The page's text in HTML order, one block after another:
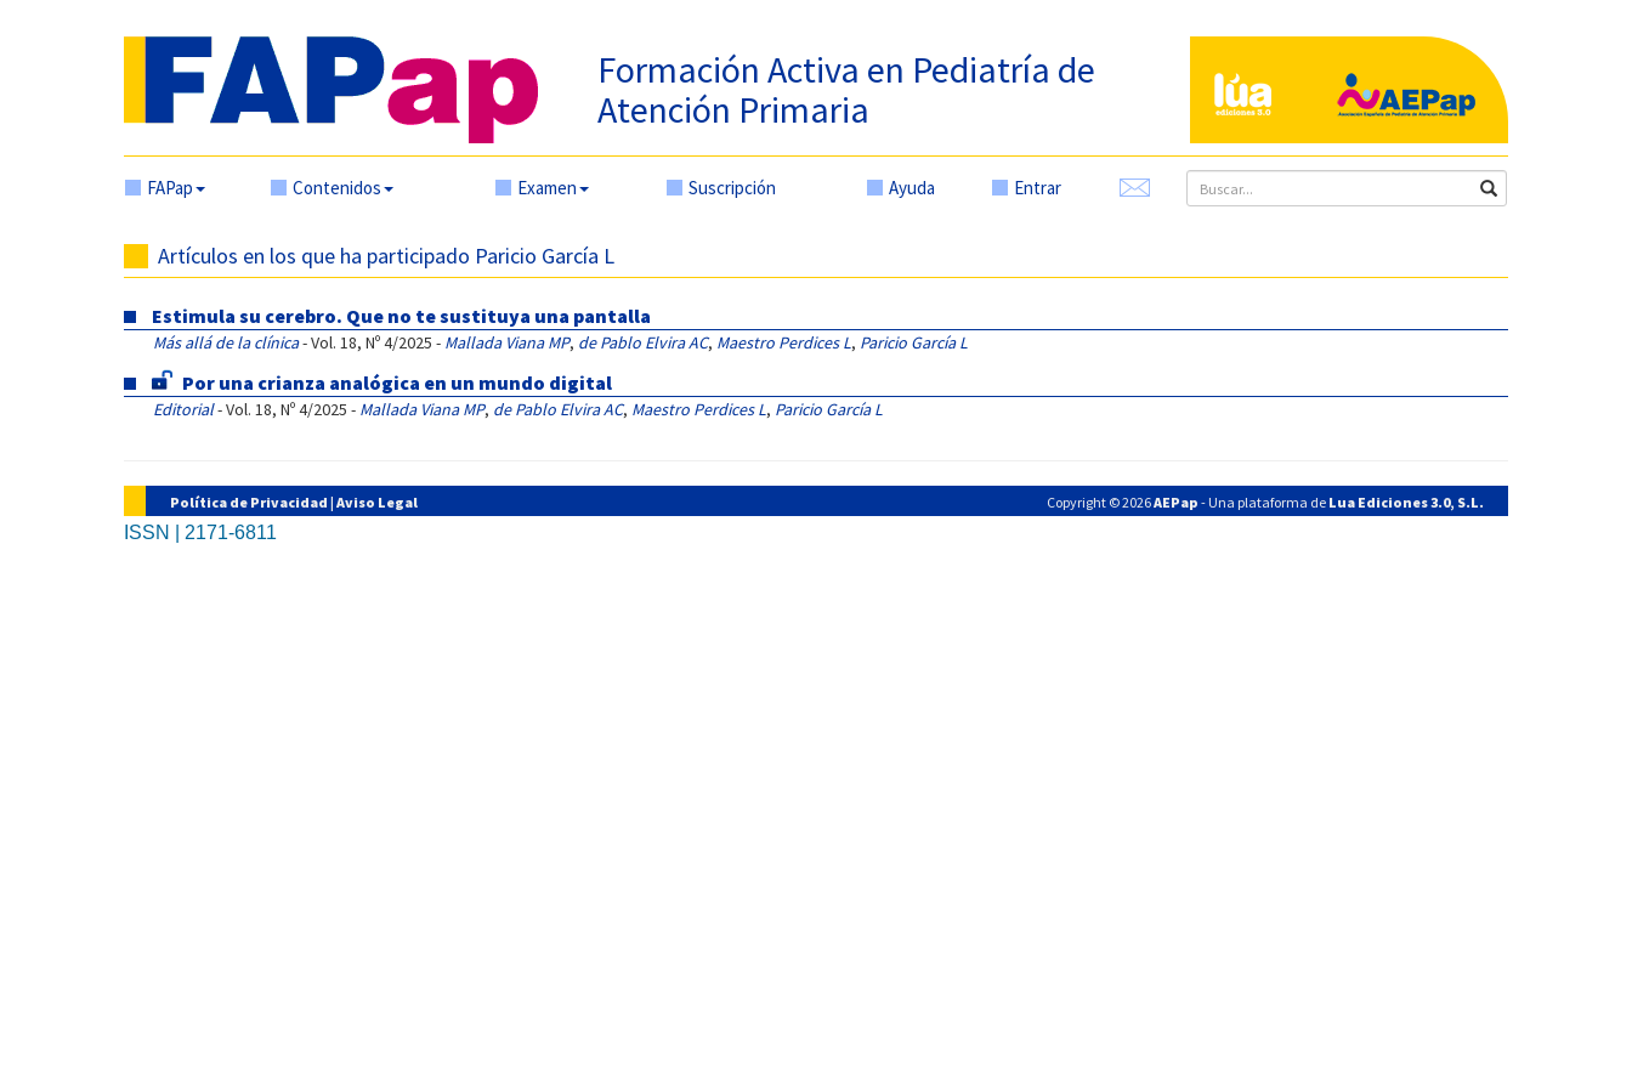
Formación Activa en Pediatría de
Atención Primaria
FAPap Contenidos Examen Suscripción Ayuda Entrar
Artículos en los que ha participado Paricio García L
Estimula su cerebro. Que no te sustituya una pantalla
Más allá de la clínica- Vol. 18, Nº 4/2025 - Mallada Viana MP, de Pablo Elvira AC, Maestro Perdices L, Paricio García L
Por una crianza analógica en un mundo digital
Editorial- Vol. 18, Nº 4/2025 - Mallada Viana MP, de Pablo Elvira AC, Maestro Perdices L, Paricio García L
Política de Privacidad | Aviso Legal Copyright © 2026AEPap - Una plataforma de Lua Ediciones 3.0, S.L.
ISSN | 2171-6811